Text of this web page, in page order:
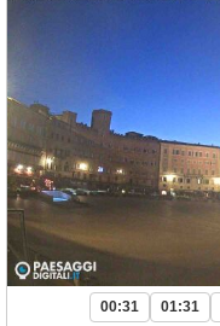
00:31 01:31